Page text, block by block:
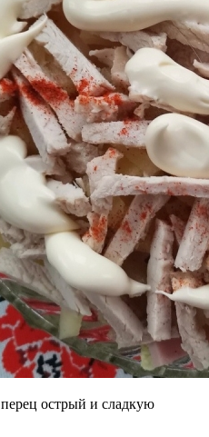
острый и сладкую